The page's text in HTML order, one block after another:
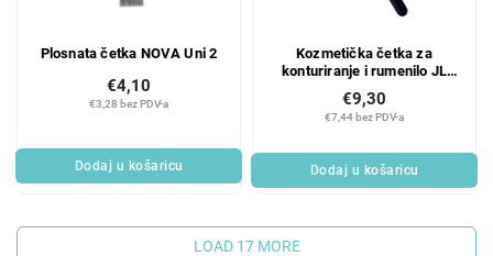
Plosnata četka NOVA Uni 2
€3,28 bez PDV-a
€4,10
Dodaj u košaricu
Kozmetička četka za
konturiranje i rumenilo JL
J01 crna
€7,44 bez PDV-a
€9,30
Dodaj u košaricu
LOAD 17 MORE